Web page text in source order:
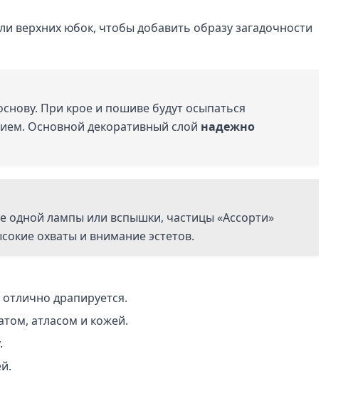
верхних юбок, чтобы добавить образу загадочности
При крое и пошиве будут осыпаться
Основной декоративный слой надежно
одной лампы или вспышки, частицы «Ассорти»
охваты и внимание эстетов.
драпируется.
атласом и кожей.